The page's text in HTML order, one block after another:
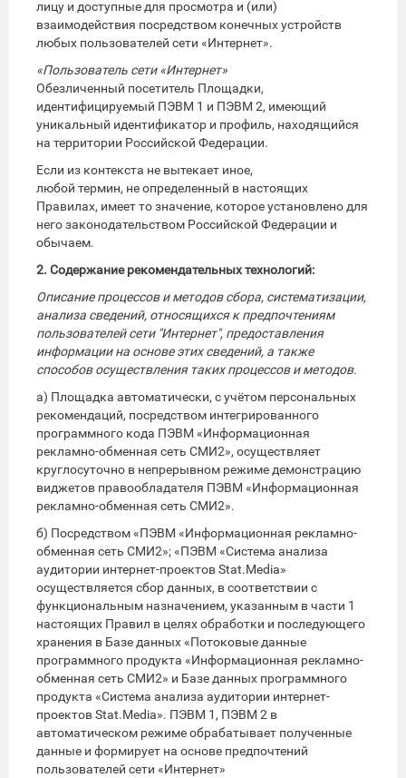
лицу и доступные для просмотра и (или)
взаимодействия посредством конечных устройств
любых пользователей сети «Интернет».
«Пользователь сети «Интернет»
Обезличенный посетитель Площадки,
идентифицируемый ПЭВМ 1 и ПЭВМ 2, имеющий
уникальный идентификатор и профиль, находящийся
на территории Российской Федерации.
Если из контекста не вытекает иное,
любой термин, не определенный в настоящих
Правилах, имеет то значение, которое установлено для
него законодательством Российской Федерации и
обычаем.
2. Содержание рекомендательных технологий:
Описание процессов и методов сбора, систематизации,
анализа сведений, относящихся к предпочтениям
пользователей сети "Интернет", предоставления
информации на основе этих сведений, а также
способов осуществления таких процессов и методов.
а) Площадка автоматически, с учётом персональных
рекомендаций, посредством интегрированного
программного кода ПЭВМ «Информационная
рекламно-обменная сеть СМИ2», осуществляет
круглосуточно в непрерывном режиме демонстрацию
виджетов правообладателя ПЭВМ «Информационная
рекламно-обменная сеть СМИ2».
б) Посредством «ПЭВМ «Информационная рекламно-
обменная сеть СМИ2»; «ПЭВМ «Система анализа
аудитории интернет-проектов Stat.Media»
осуществляется сбор данных, в соответствии с
функциональным назначением, указанным в части 1
настоящих Правил в целях обработки и последующего
хранения в Базе данных «Потоковые данные
программного продукта «Информационная рекламно-
обменная сеть СМИ2» и Базе данных программного
продукта «Система анализа аудитории интернет-
проектов Stat.Media». ПЭВМ 1, ПЭВМ 2 в
автоматическом режиме обрабатывает полученные
данные и формирует на основе предпочтений
пользователей сети «Интернет»